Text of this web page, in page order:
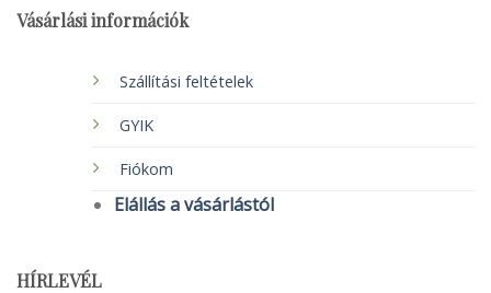
Vásárlási információk
Szállítási feltételek
GYIK
Fiókom
Elállás a vásárlástól
HÍRLEVÉL